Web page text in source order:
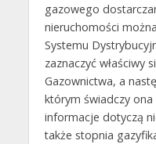
gazowego
nieruchomości
Systemu
zaznaczyć właściwy
Gazownictwa, a
którym świadczy ona
informacje dotyczą
także stopnia